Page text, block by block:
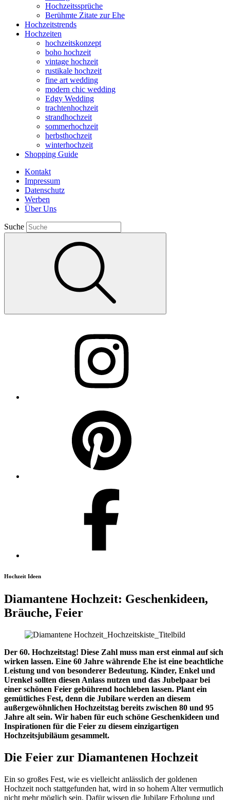
Hochzeitssprüche
Berühmte Zitate zur Ehe
Hochzeitstrends
Hochzeiten
hochzeitskonzept
boho hochzeit
vintage hochzeit
rustikale hochzeit
fine art wedding
modern chic wedding
Edgy Wedding
trachtenhochzeit
strandhochzeit
sommerhochzeit
herbsthochzeit
winterhochzeit
Shopping Guide
Kontakt
Impressum
Datenschutz
Werben
Über Uns
Suche
Hochzeit Ideen
Diamantene Hochzeit: Geschenkideen,
Bräuche, Feier
Der 60. Hochzeitstag! Diese Zahl muss man erst einmal auf sich
wirken lassen. Eine 60 Jahre währende Ehe ist eine beachtliche
Leistung und von besonderer Bedeutung. Kinder, Enkel und
Urenkel sollten diesen Anlass nutzen und das Jubelpaar bei
einer schönen Feier gebührend hochleben lassen. Plant ein
gemütliches Fest, denn die Jubilare werden an diesem
außergewöhnlichen Hochzeitstag bereits zwischen 80 und 95
Jahre alt sein. Wir haben für euch schöne Geschenkideen und
Inspirationen für die Feier zu diesem einzigartigen
Hochzeitsjubiläum gesammelt.
Die Feier zur Diamantenen Hochzeit
Ein so großes Fest, wie es vielleicht anlässlich der goldenen
Hochzeit noch stattgefunden hat, wird in so hohem Alter vermutlich
nicht mehr möglich sein. Dafür wissen die Jubilare Erholung und